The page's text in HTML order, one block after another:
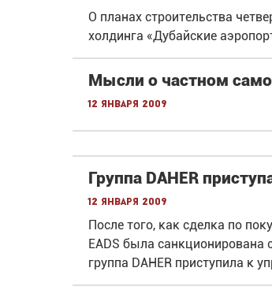
О планах строительства
холдинга «Дубайские
Мысли о частном
12 января 2009
Группа DAHER
12 января 2009
После того, как сделка по
EADS была
группа DAHER приступила к